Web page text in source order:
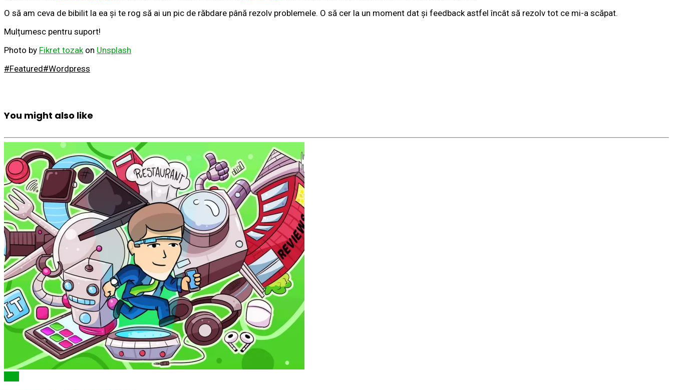
O să am ceva de bibilit la ea și te rog să ai un pic de răbdare până rezolv problemele. O să cer la un moment dat și feedback astfel încât să rezolv tot ce mi-a scăpat.
Mulțumesc pentru suport!
Photo by Fikret tozak on Unsplash
#Featured#Wordpress
You might also like